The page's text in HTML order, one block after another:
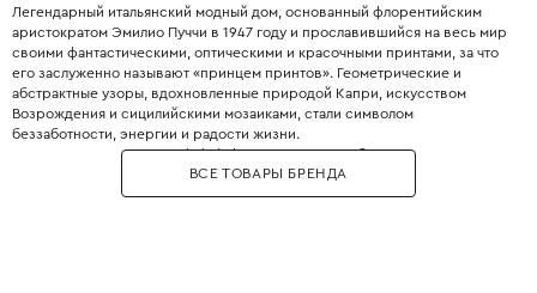
Легендарный итальянский модный дом, основанный флорентийским
аристократом Эмилио Пуччи в 1947 году и прославившийся на весь мир
своими фантастическими, оптическими и красочными принтами, за что
его заслуженно называют «принцем принтов». Геометрические и
абстрактные узоры, вдохновленные природой Капри, искусством
Возрождения и сицилийскими мозаиками, стали символом
беззаботности, энергии и радости жизни.
В 2017 году на выставке Pitti Bimbo во Флоренции была представлена
детская линия, которая практически полностью повторяет взрослые
коллекции. Emilio Pucci Junior - это настоящий взрыв цвета и позитива,
ВСЕ ТОВАРЫ БРЕНДА